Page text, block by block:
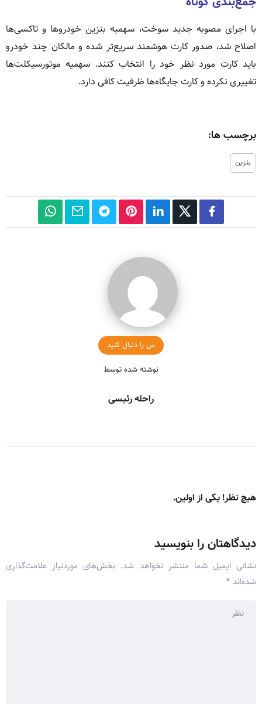
با اجرای مصوبه جدید سوخت، سهمیه بنزین خودروها و تاکسی‌ها
اصلاح شد، صدور کارت هوشمند سریع‌تر شده و مالکان چند خودرو
باید کارت مورد نظر خود را انتخاب کنند. سهمیه موتورسیکلت‌ها
تغییری نکرده و کارت جایگاه‌ها ظرفیت کافی دارد.
برچسب ها:
بنزین
من را دنبال کنید
نوشته شده توسط
راحله رئیسی
هیچ نظر! یکی از اولین.
دیدگاهتان را بنویسید
نشانی ایمیل شما منتشر نخواهد شد. بخش‌های موردنیاز علامت‌گذاری
شده‌اند *